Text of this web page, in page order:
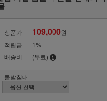
상품가 109,000원
적립금
1%
배송비
(무료)
물받침대